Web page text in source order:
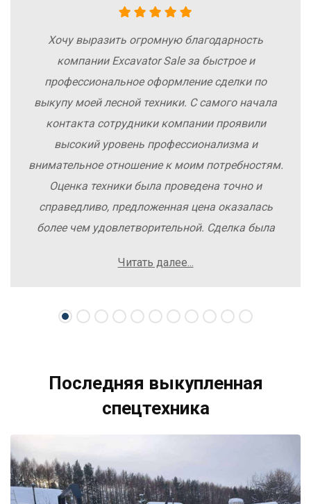
Хочу выразить огромную благодарность
компании Excavator Sale за быстрое и
профессиональное оформление сделки по
выкупу моей лесной техники. С самого начала
контакта сотрудники компании проявили
высокий уровень профессионализма и
внимательное отношение к моим потребностям.
Оценка техники была проведена точно и
справедливо, предложенная цена оказалась
более чем удовлетворительной. Сделка была
осложнений. Рекомендую компанию Excavator
свою спецтехнику.
Читать далее...
Последняя выкупленная
спецтехника